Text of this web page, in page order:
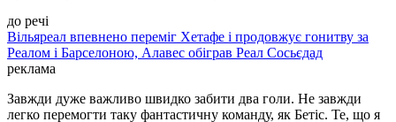
до речі
Вільяреал впевнено переміг Хетафе і продовжує гонитву за
Реалом і Барселоною, Алавес обіграв Реал Сосьєдад
реклама
Завжди дуже важливо швидко забити два голи. Не завжди
легко перемогти таку фантастичну команду, як Бетіс. Те, що я